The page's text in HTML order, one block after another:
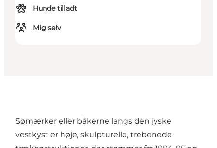
Hunde tilladt
Mig selv
Sømærker eller båkerne langs den jyske
vestkyst er høje, skulpturelle, trebenede